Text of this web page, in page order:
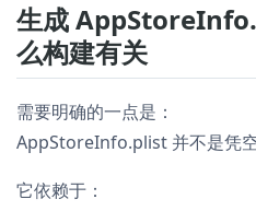
生成
么构建有关
需要明确的一点是：
AppStoreInfo.plist 并不是凭空
它依赖于：